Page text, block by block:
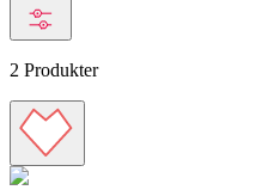
2 Produkter